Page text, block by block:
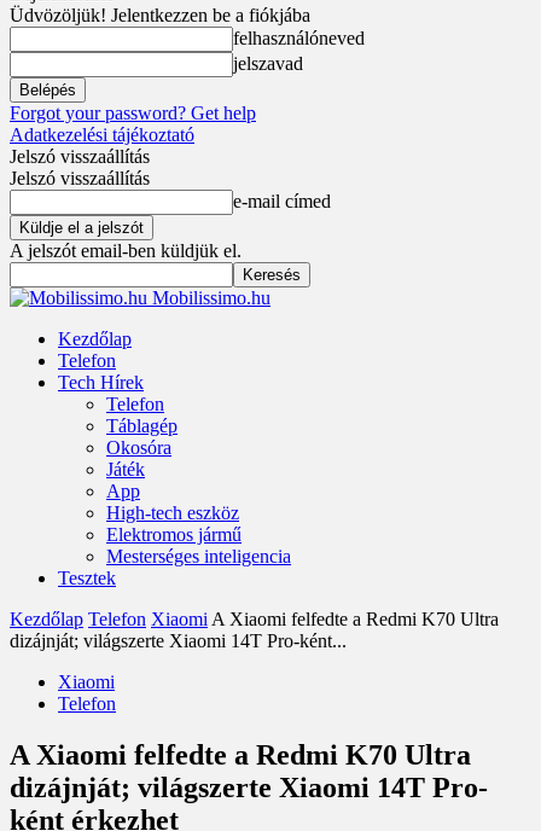
Üdvözöljük! Jelentkezzen be a fiókjába
felhasználóneved
jelszavad
Forgot your password? Get help
Adatkezelési tájékoztató
Jelszó visszaállítás
Jelszó visszaállítás
e-mail címed
A jelszót email-ben küldjük el.
Mobilissimo.hu
Kezdőlap
Telefon
Tech Hírek
Telefon
Táblagép
Okosóra
Játék
App
High-tech eszköz
Elektromos jármű
Mesterséges inteligencia
Tesztek
Kezdőlap Telefon Xiaomi A Xiaomi felfedte a Redmi K70 Ultra
dizájnját; világszerte Xiaomi 14T Pro-ként...
Xiaomi
Telefon
A Xiaomi felfedte a Redmi K70 Ultra
dizájnját; világszerte Xiaomi 14T Pro-
ként érkezhet